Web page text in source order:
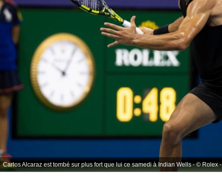
Carlos Alcaraz est tombé sur plus fort que lui ce samedi à Indian Wells - © Rolex